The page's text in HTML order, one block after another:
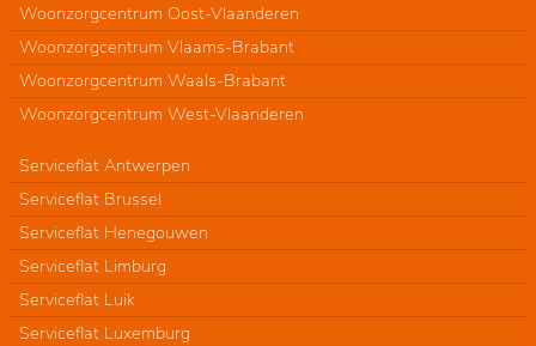
Woonzorgcentrum Oost-Vlaanderen
Woonzorgcentrum Vlaams-Brabant
Woonzorgcentrum Waals-Brabant
Woonzorgcentrum West-Vlaanderen
Serviceflat Antwerpen
Serviceflat Brussel
Serviceflat Henegouwen
Serviceflat Limburg
Serviceflat Luik
Serviceflat Luxemburg